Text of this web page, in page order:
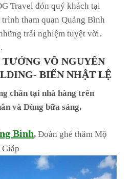
Travel đón quý khách tại
tham quan Quảng Bình
trải nghiệm tuyệt vời.
VÕ NGUYÊN
BIỂN NHẬT LỆ
chân tại nhà hàng trên
và Dùng bữa sáng.
Bình, Đoàn ghé thăm Mộ